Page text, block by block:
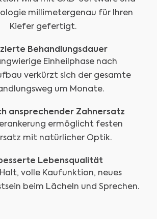
millimetergenau für Ihren
Kiefer gefertigt.
Behandlungsdauer
Einheilphase nach
verkürzt sich der gesamte
um Monate.
ansprechender Zahnersatz
ermöglicht festen
mit natürlicher Optik.
Lebensqualität
volle Kaufunktion, neues
beim Lächeln und Sprechen.